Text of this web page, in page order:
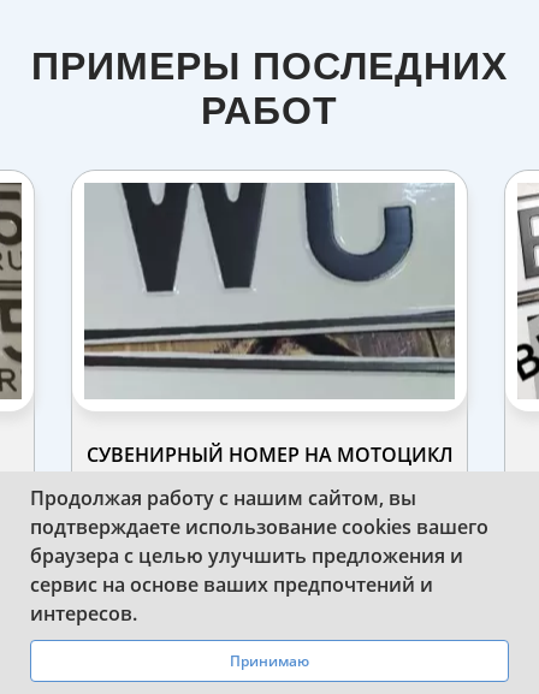
ПРИМЕРЫ ПОСЛЕДНИХ
РАБОТ
СУВЕНИРНЫЙ НОМЕР НА МОТОЦИКЛ
ПОСМОТРЕТЬ ВСЕ РАБОТЫ
Продолжая работу с нашим сайтом, вы
подтверждаете использование cookies вашего
браузера с целью улучшить предложения и
сервис на основе ваших предпочтений и
интересов.
Принимаю
WhatsApp